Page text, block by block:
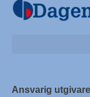
Ansvarig